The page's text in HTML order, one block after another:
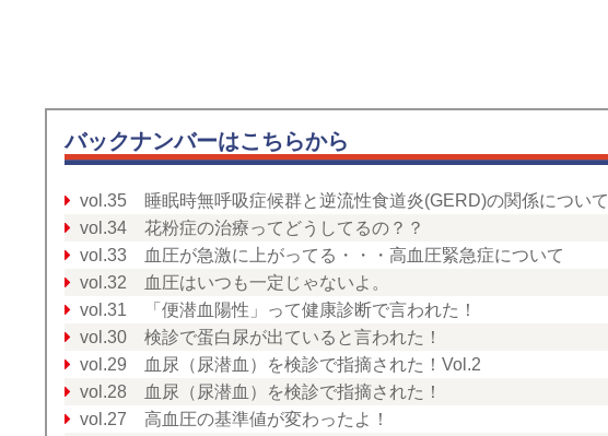
バックナンバーはこちらから
vol.35 睡眠時無呼吸症候群と逆流性食道炎(GERD)の関係について
vol.34 花粉症の治療ってどうしてるの？？
vol.33 血圧が急激に上がってる・・・高血圧緊急症について
vol.32 血圧はいつも一定じゃないよ。
vol.31 「便潜血陽性」って健康診断で言われた！
vol.30 検診で蛋白尿が出ていると言われた！
vol.29 血尿（尿潜血）を検診で指摘された！Vol.2
vol.28 血尿（尿潜血）を検診で指摘された！
vol.27 高血圧の基準値が変わったよ！